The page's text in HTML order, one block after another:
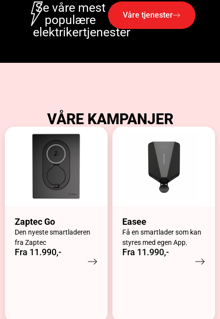
Se våre mest
populære
elektrikertjenester
Våre tjenester
VÅRE KAMPANJER
Zaptec Go
Den nyeste smartladeren
fra Zaptec
Fra 11.990,-
Easee
Få en smartlader som kan
styres med egen App.
Fra 11.990,-